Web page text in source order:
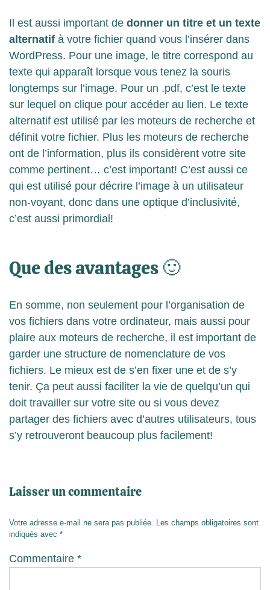
Il est aussi important de donner un titre et un texte
alternatif à votre fichier quand vous l’insérer dans
WordPress. Pour une image, le titre correspond au
texte qui apparaît lorsque vous tenez la souris
longtemps sur l’image. Pour un .pdf, c’est le texte
sur lequel on clique pour accéder au lien. Le texte
alternatif est utilisé par les moteurs de recherche et
définit votre fichier. Plus les moteurs de recherche
ont de l’information, plus ils considèrent votre site
comme pertinent… c’est important! C’est aussi ce
qui est utilisé pour décrire l’image à un utilisateur
non-voyant, donc dans une optique d’inclusivité,
c’est aussi primordial!
Que des avantages 🙂
En somme, non seulement pour l’organisation de
vos fichiers dans votre ordinateur, mais aussi pour
plaire aux moteurs de recherche, il est important de
garder une structure de nomenclature de vos
fichiers. Le mieux est de s’en fixer une et de s’y
tenir. Ça peut aussi faciliter la vie de quelqu’un qui
doit travailler sur votre site ou si vous devez
partager des fichiers avec d’autres utilisateurs, tous
s’y retrouveront beaucoup plus facilement!
Laisser un commentaire
Votre adresse e-mail ne sera pas publiée. Les champs obligatoires sont
indiqués avec *
Commentaire *